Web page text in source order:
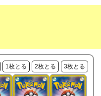
1枚とる 2枚とる 3枚とる